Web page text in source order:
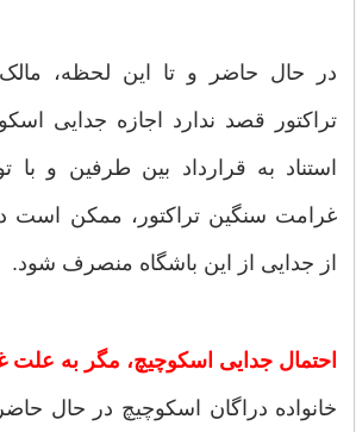
در حال حاضر و تا این لحظه،
تراکتور قصد ندارد اجازه جدایی
استناد به قرارداد بین طرفین و
غرامت سنگین تراکتور، ممکن است
از جدایی از این باشگاه منصرف شود.
احتمال جدایی اسکوچیچ، مگر به
خانواده دراگان اسکوچیچ در حال